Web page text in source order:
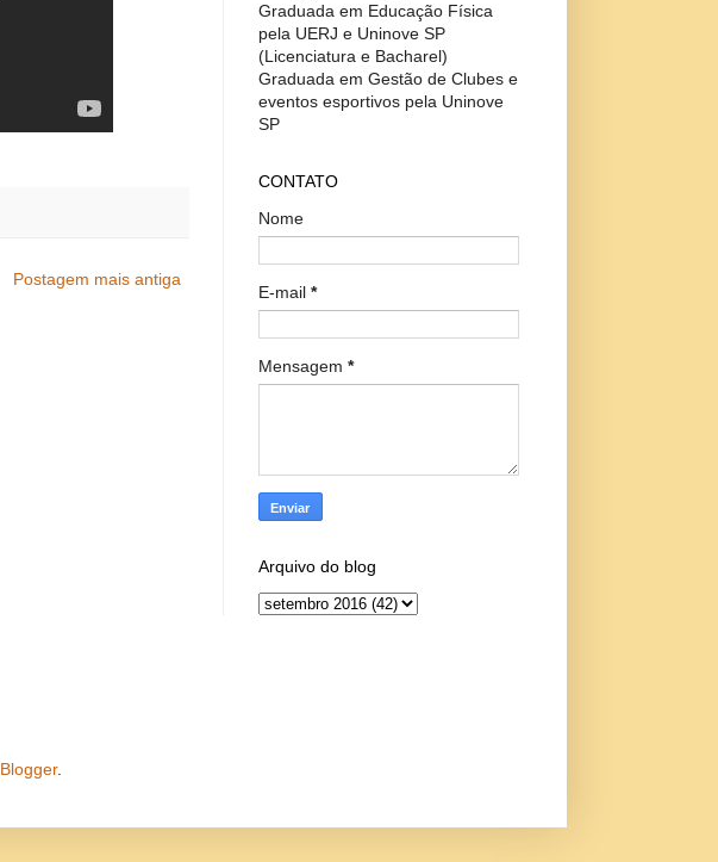
Postagem mais antiga
Graduada em Educação Física
pela UERJ e Uninove SP
(Licenciatura e Bacharel)
Graduada em Gestão de Clubes e
eventos esportivos pela Uninove
SP
CONTATO
Nome
E-mail *
Mensagem *
Arquivo do blog
Blogger.